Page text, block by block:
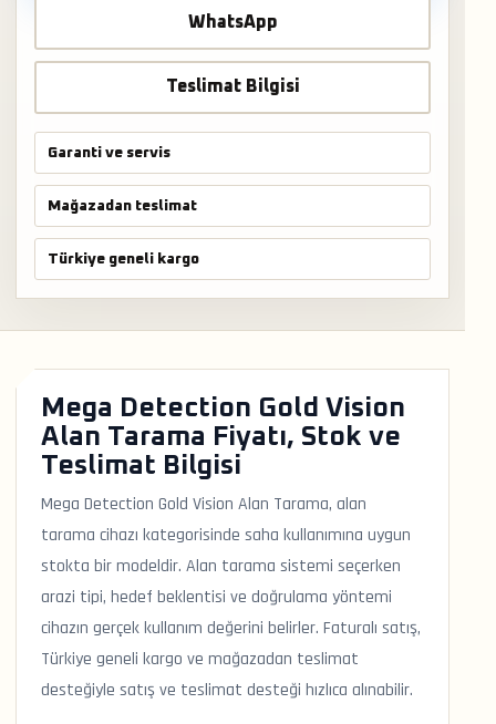
WhatsApp
Teslimat Bilgisi
Garanti ve servis
Mağazadan teslimat
Türkiye geneli kargo
Mega Detection Gold Vision
Alan Tarama Fiyatı, Stok ve
Teslimat Bilgisi
Mega Detection Gold Vision Alan Tarama, alan
tarama cihazı kategorisinde saha kullanımına uygun
stokta bir modeldir. Alan tarama sistemi seçerken
arazi tipi, hedef beklentisi ve doğrulama yöntemi
cihazın gerçek kullanım değerini belirler. Faturalı satış,
Türkiye geneli kargo ve mağazadan teslimat
desteğiyle satış ve teslimat desteği hızlıca alınabilir.